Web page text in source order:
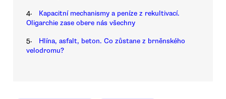
4.
Kapacitní mechanismy a peníze z rekultivací.
Oligarchie zase obere nás všechny
5.
Hlína, asfalt, beton. Co zůstane z brněnského
velodromu?